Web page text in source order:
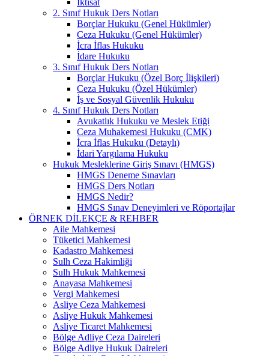
İktisat
2. Sınıf Hukuk Ders Notları
Borçlar Hukuku (Genel Hükümler)
Ceza Hukuku (Genel Hükümler)
İcra İflas Hukuku
İdare Hukuku
3. Sınıf Hukuk Ders Notları
Borçlar Hukuku (Özel Borç İlişkileri)
Ceza Hukuku (Özel Hükümler)
İş ve Sosyal Güvenlik Hukuku
4. Sınıf Hukuk Ders Notları
Avukatlık Hukuku ve Meslek Etiği
Ceza Muhakemesi Hukuku (CMK)
İcra İflas Hukuku (Detaylı)
İdari Yargılama Hukuku
Hukuk Mesleklerine Giriş Sınavı (HMGS)
HMGS Deneme Sınavları
HMGS Ders Notları
HMGS Nedir?
HMGS Sınav Deneyimleri ve Röportajlar
ÖRNEK DILEKÇE & REHBER
Aile Mahkemesi
Tüketici Mahkemesi
Kadastro Mahkemesi
Sulh Ceza Hakimliği
Sulh Hukuk Mahkemesi
Anayasa Mahkemesi
Vergi Mahkemesi
Asliye Ceza Mahkemesi
Asliye Hukuk Mahkemesi
Asliye Ticaret Mahkemesi
Bölge Adliye Ceza Daireleri
Bölge Adliye Hukuk Daireleri